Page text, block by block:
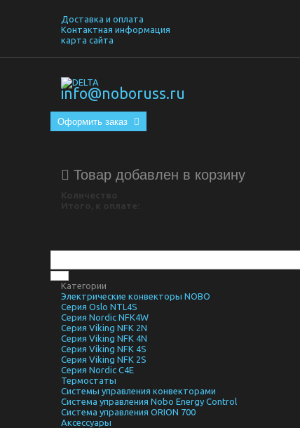
Доставка и оплата
Контактная информация
карта сайта
info@noboruss.ru
Оформить заказ
Товар добавлен в корзину
Категории
Электрические конвекторы NOBO
Серия Oslo NTL4S
Серия Nordic NFK4W
Серия Viking NFK 2N
Серия Viking NFK 4N
Серия Viking NFK 4S
Серия Viking NFK 2S
Серия Nordic C4E
Термостаты
Системы управления конвекторами
Система управления Nobo Energy Control
Система управления ORION 700
Аксессуары